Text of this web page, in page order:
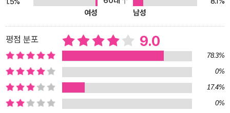
인 재벌을 개혁하는데 작은 힘이 되기를 간절히 소망한다. 나의 부족
으로 채우지 못한 이 책의 여백 위에 4개월 넘게 함께 촛불을 들었던
시민들의 뜨거운 의지가 가득 채워졌으면 좋겠다”는 소망을 밝혔다.
세상은 바뀌었지만 재벌들의 악행은 멈추지 않았다. 그들은 너무나
큰 죄를 짓고도 태연히 거리를 활보하며 경영활동을 한다. 그래서 이
책은 아직도 미완성이다. 저자의 소망은 “촛불을 들고 재벌 개혁을 염
원했던 수 천 만의 벗들이 이 책의 부족한 부분을 함께 채워나갔으면
여성
남성
평점 분포 9.0
78.3%
0%
17.4%
0%